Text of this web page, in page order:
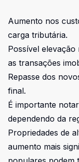
Aumento nos
carga tributária.
Possível
as transações
Repasse dos
final.
É importante
dependendo da
Propriedades de
aumento mais